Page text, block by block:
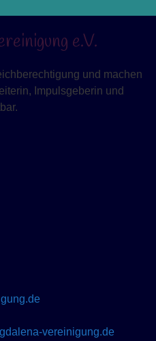
e.V.
und machen
Impulsgeberin und
vereinigung.de